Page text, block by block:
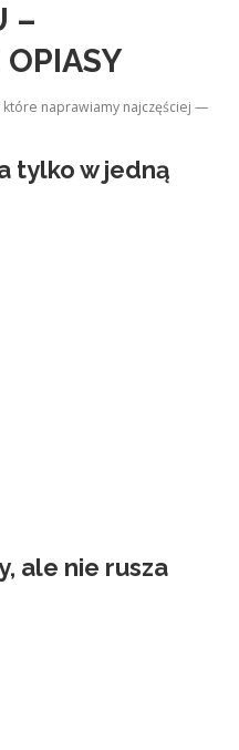
–
które naprawiamy najczęściej —
tylko w jedną
ale nie rusza